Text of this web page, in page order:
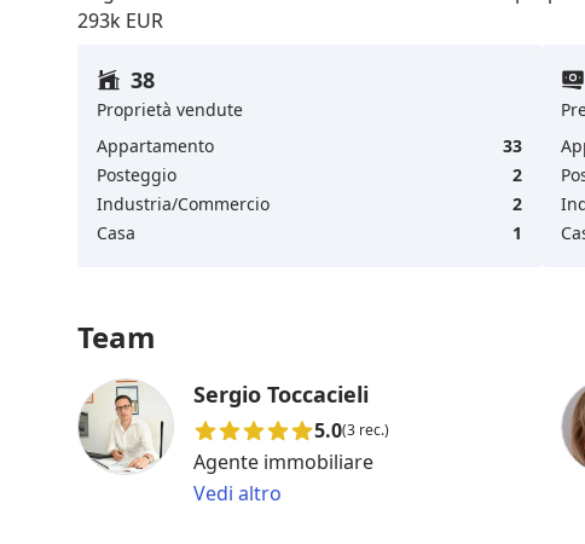
293k EUR
38
Proprietà vendute
Appartamento
33
Posteggio
2
Industria/Commercio
2
Casa
1
Team
Sergio Toccacieli
5.0(3 rec.)
Agente immobiliare
Vedi altro